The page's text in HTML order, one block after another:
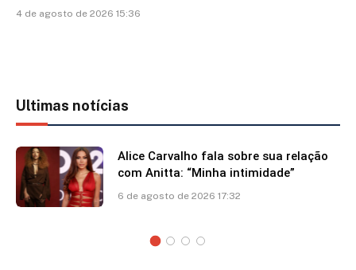
4 de agosto de 2026 15:36
Ultimas notícias
Alice Carvalho fala sobre sua relação
com Anitta: “Minha intimidade”
6 de agosto de 2026 17:32